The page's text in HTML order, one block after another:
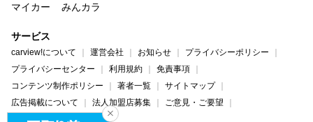
マイカー
みんカラ
サービス
carview!について 運営会社 お知らせ
プライバシーポリシー
プライバシーセンター
利用規約
免責事項
コンテンツ制作ポリシー
著者一覧
サイトマップ
広告掲載について
法人加盟店募集
ご意見・ご要望
ヘルプ・お問い合わせ